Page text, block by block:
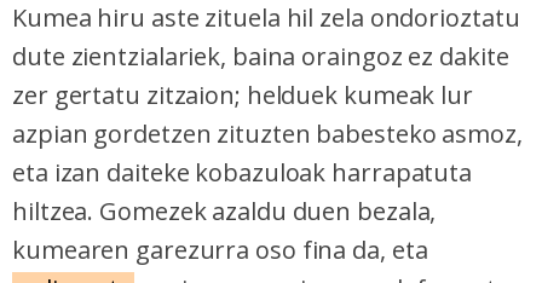
Kumea hiru aste zituela hil zela ondorioztatu
dute zientzialariek, baina oraingoz ez dakite
zer gertatu zitzaion; helduek kumeak lur
azpian gordetzen zituzten babesteko asmoz,
eta izan daiteke kobazuloak harrapatuta
hiltzea. Gomezek azaldu duen bezala,
kumearen garezurra oso fina da, eta